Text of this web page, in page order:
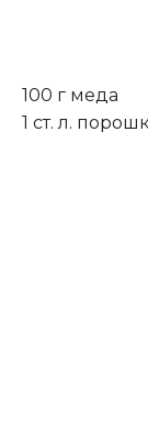
100 г меда
1 ст. л.